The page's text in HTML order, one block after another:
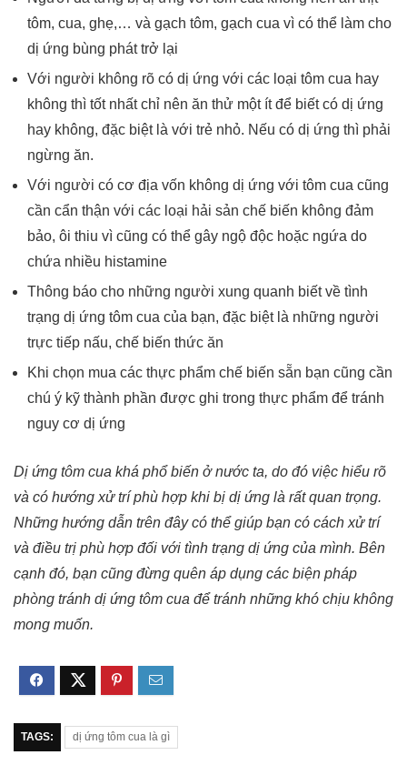
tôm, cua, ghẹ,… và gạch tôm, gạch cua vì có thể làm cho
dị ứng bùng phát trở lại
Với người không rõ có dị ứng với các loại tôm cua hay
không thì tốt nhất chỉ nên ăn thử một ít để biết có dị ứng
hay không, đặc biệt là với trẻ nhỏ. Nếu có dị ứng thì phải
ngừng ăn.
Với người có cơ địa vốn không dị ứng với tôm cua cũng
cần cẩn thận với các loại hải sản chế biến không đảm
bảo, ôi thiu vì cũng có thể gây ngộ độc hoặc ngứa do
chứa nhiều histamine
Thông báo cho những người xung quanh biết về tình
trạng dị ứng tôm cua của bạn, đặc biệt là những người
trực tiếp nấu, chế biến thức ăn
Khi chọn mua các thực phẩm chế biến sẵn bạn cũng cần
chú ý kỹ thành phần được ghi trong thực phẩm để tránh
nguy cơ dị ứng
Dị ứng tôm cua khá phổ biến ở nước ta, do đó việc hiểu rõ
và có hướng xử trí phù hợp khi bị dị ứng là rất quan trọng.
Những hướng dẫn trên đây có thể giúp bạn có cách xử trí
và điều trị phù hợp đối với tình trạng dị ứng của mình. Bên
cạnh đó, bạn cũng đừng quên áp dụng các biện pháp
phòng tránh dị ứng tôm cua để tránh những khó chịu không
mong muốn.
TAGS: dị ứng tôm cua là gì